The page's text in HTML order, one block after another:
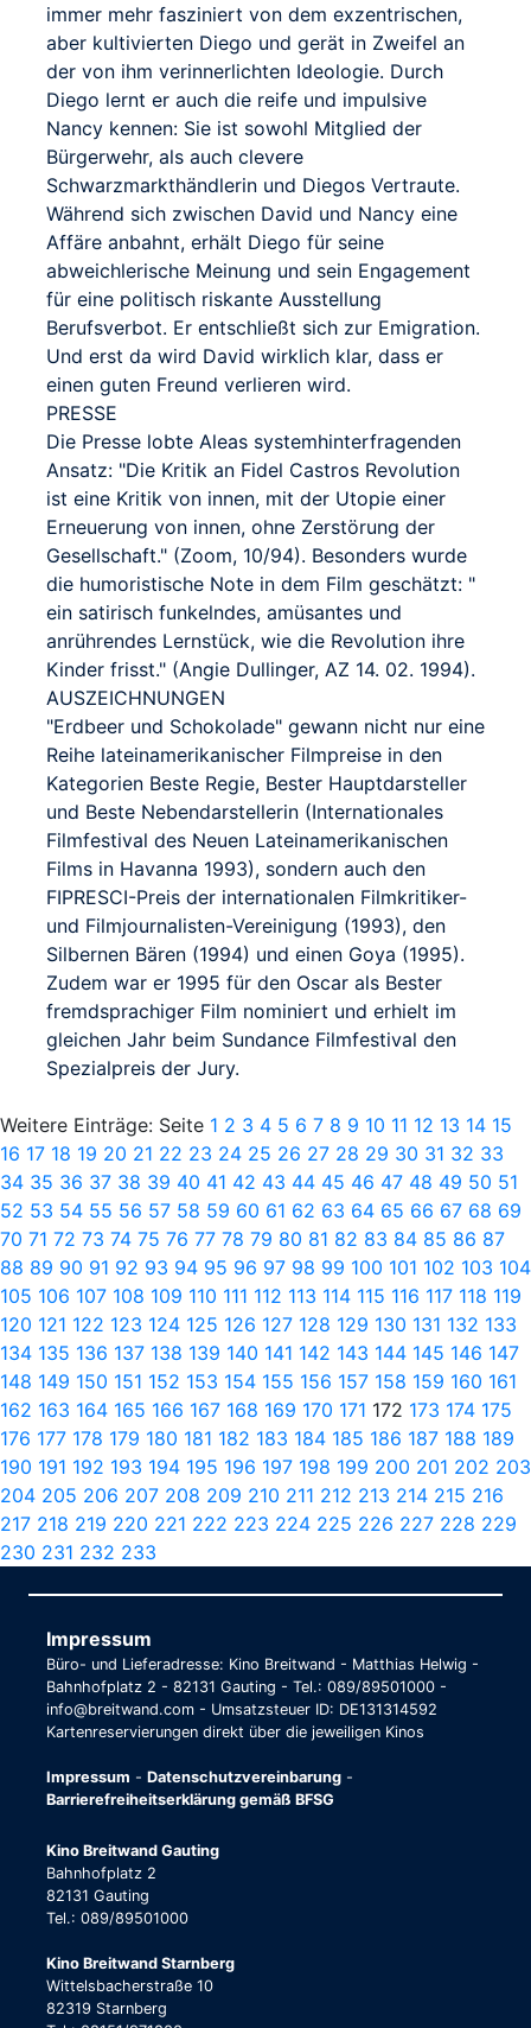
immer mehr fasziniert von dem exzentrischen,
aber kultivierten Diego und gerät in Zweifel an
der von ihm verinnerlichten Ideologie. Durch
Diego lernt er auch die reife und impulsive
Nancy kennen: Sie ist sowohl Mitglied der
Bürgerwehr, als auch clevere
Schwarzmarkthändlerin und Diegos Vertraute.
Während sich zwischen David und Nancy eine
Affäre anbahnt, erhält Diego für seine
abweichlerische Meinung und sein Engagement
für eine politisch riskante Ausstellung
Berufsverbot. Er entschließt sich zur Emigration.
Und erst da wird David wirklich klar, dass er
einen guten Freund verlieren wird.
PRESSE
Die Presse lobte Aleas systemhinterfragenden
Ansatz: "Die Kritik an Fidel Castros Revolution
ist eine Kritik von innen, mit der Utopie einer
Erneuerung von innen, ohne Zerstörung der
Gesellschaft." (Zoom, 10/94). Besonders wurde
die humoristische Note in dem Film geschätzt: "
ein satirisch funkelndes, amüsantes und
anrührendes Lernstück, wie die Revolution ihre
Kinder frisst." (Angie Dullinger, AZ 14. 02. 1994).
AUSZEICHNUNGEN
"Erdbeer und Schokolade" gewann nicht nur eine
Reihe lateinamerikanischer Filmpreise in den
Kategorien Beste Regie, Bester Hauptdarsteller
und Beste Nebendarstellerin (Internationales
Filmfestival des Neuen Lateinamerikanischen
Films in Havanna 1993), sondern auch den
FIPRESCI-Preis der internationalen Filmkritiker-
und Filmjournalisten-Vereinigung (1993), den
Silbernen Bären (1994) und einen Goya (1995).
Zudem war er 1995 für den Oscar als Bester
fremdsprachiger Film nominiert und erhielt im
gleichen Jahr beim Sundance Filmfestival den
Spezialpreis der Jury.
Weitere Einträge: Seite 1 2 3 4 5 6 7 8 9 10 11 12 13 14 15
16 17 18 19 20 21 22 23 24 25 26 27 28 29 30 31 32 33
34 35 36 37 38 39 40 41 42 43 44 45 46 47 48 49 50 51
52 53 54 55 56 57 58 59 60 61 62 63 64 65 66 67 68 69
70 71 72 73 74 75 76 77 78 79 80 81 82 83 84 85 86 87
88 89 90 91 92 93 94 95 96 97 98 99 100 101 102 103 104
105 106 107 108 109 110 111 112 113 114 115 116 117 118 119
120 121 122 123 124 125 126 127 128 129 130 131 132 133
134 135 136 137 138 139 140 141 142 143 144 145 146 147
148 149 150 151 152 153 154 155 156 157 158 159 160 161
162 163 164 165 166 167 168 169 170 171 172 173 174 175
176 177 178 179 180 181 182 183 184 185 186 187 188 189
190 191 192 193 194 195 196 197 198 199 200 201 202 203
204 205 206 207 208 209 210 211 212 213 214 215 216
217 218 219 220 221 222 223 224 225 226 227 228 229
230 231 232 233
Impressum
Büro- und Lieferadresse: Kino Breitwand - Matthias Helwig -
Bahnhofplatz 2 - 82131 Gauting - Tel.: 089/89501000 -
info@breitwand.com - Umsatzsteuer ID: DE131314592
Kartenreservierungen direkt über die jeweiligen Kinos
Impressum - Datenschutzvereinbarung -
Barrierefreiheitserklärung gemäß BFSG
Kino Breitwand Gauting
Bahnhofplatz 2
82131 Gauting
Tel.: 089/89501000
Kino Breitwand Starnberg
Wittelsbacherstraße 10
82319 Starnberg